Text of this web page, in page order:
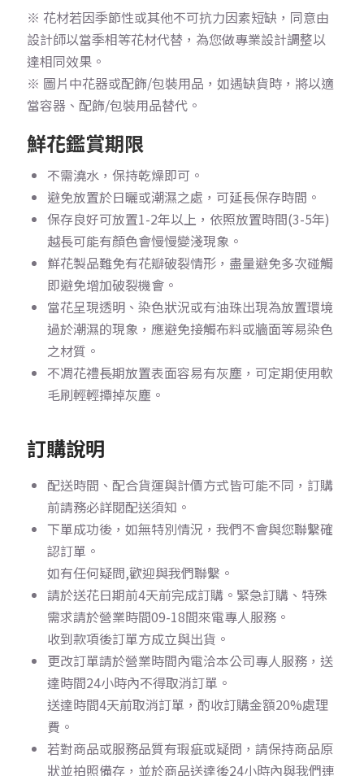
※ 花材若因季節性或其他不可抗力因素短缺，同意由
設計師以當季相等花材代替，為您做專業設計調整以
達相同效果。
※ 圖片中花器或配飾/包裝用品，如遇缺貨時，將以適
當容器、配飾/包裝用品替代。
鮮花鑑賞期限
不需澆水，保持乾燥即可。
避免放置於日曬或潮濕之處，可延長保存時間。
保存良好可放置1-2年以上，依照放置時間(3-5年)
越長可能有顏色會慢慢變淺現象。
鮮花製品難免有花瓣破裂情形，盡量避免多次碰觸
即避免增加破裂機會。
當花呈現透明、染色狀況或有油珠出現為放置環境
過於潮濕的現象，應避免接觸布料或牆面等易染色
之材質。
不凋花禮長期放置表面容易有灰塵，可定期使用軟
毛刷輕輕撢掉灰塵。
訂購說明
配送時間、配合貨運與計價方式皆可能不同，訂購
前請務必詳閱配送須知。
下單成功後，如無特別情況，我們不會與您聯繫確
認訂單。
如有任何疑問,歡迎與我們聯繫。
請於送花日期前4天前完成訂購。 緊急訂購、特殊
需求請於營業時間09-18間來電專人服務。
收到款項後訂單方成立與出貨。
更改訂單請於營業時間內電洽本公司專人服務，送
達時間24小時內不得取消訂單。
送達時間4天前取消訂單，酌收訂購金額20%處理
費。
若對商品或服務品質有瑕疵或疑問，請保持商品原
狀並拍照備存，並於商品送達後24小時內與我們連